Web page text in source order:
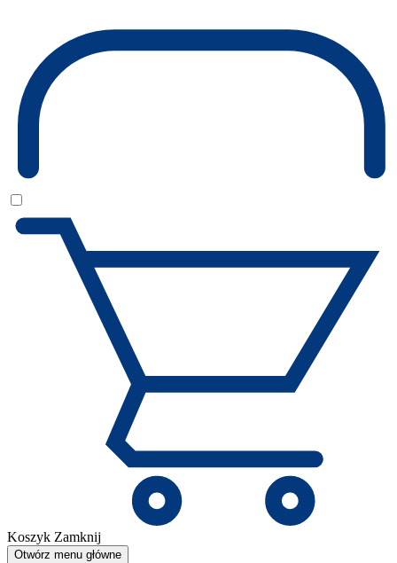
Koszyk Zamknij
Otwórz menu główne